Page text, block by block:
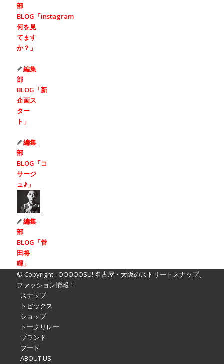
部
BLOG「instagram
何を見
てます
か？」
編集
部
BLOG「新
企画ス
ター
ト」
編集
部
BLOG「コ
サージ
ュ♪」
編集
部
BLOG「菅
田将
暉」
© Copyright - OOOOOSU! 名古屋・大阪のストリートスナップ、
ファッション情報！
スナップ
トピックス
ショップ
トークリレー
ブランド
フード
ABOUT US